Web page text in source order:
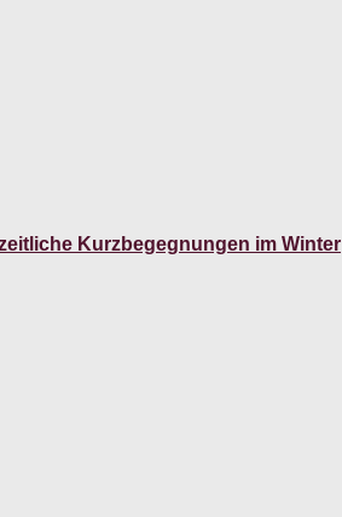
Kurzbegegnungen im Winter